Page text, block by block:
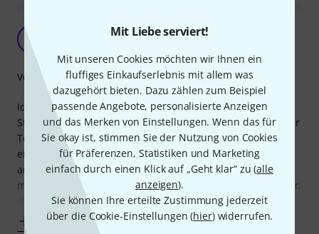
Mit Liebe serviert!
Mit unseren Cookies möchten wir Ihnen ein
fluffiges Einkaufserlebnis mit allem was
dazugehört bieten. Dazu zählen zum Beispiel
passende Angebote, personalisierte Anzeigen
und das Merken von Einstellungen. Wenn das für
Sie okay ist, stimmen Sie der Nutzung von Cookies
für Präferenzen, Statistiken und Marketing
einfach durch einen Klick auf „Geht klar“ zu (alle
anzeigen).
Sie können Ihre erteilte Zustimmung jederzeit
über die Cookie-Einstellungen (hier) widerrufen.
M Spielzeug, kein Werkzeug
Ich habe zwei von diesen Torblenden zu meinen beiden
Stairville PAR 30 E27 gekauft. Leider ist die Verarbeitung der
Torblenden genauso schwach wie die des Scheinwerfers -
eins der beiden Modelle funktioniert ordentlich, bei dem
anderen ist einer der beiden großen Flügel mit soviel Spiel
montiert, dass er nicht hält. Unten montiert hängt er runter,
oben montiert liegt
Mehr anzeigen
Verarbeitung